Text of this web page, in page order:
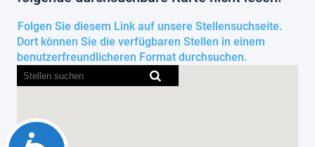
Accessibility
Folgen Sie diesem Link auf unsere Stellensuchseite.
Dort können Sie die verfügbaren Stellen in einem
benutzerfreundlicheren Format durchsuchen.